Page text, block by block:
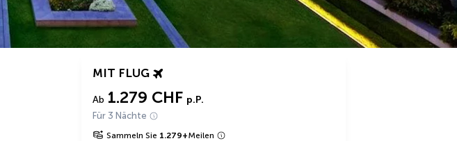
MIT FLUG
Ab 1.279 CHF p.P.
Für 3 Nächte
Sammeln Sie 1.279+Meilen